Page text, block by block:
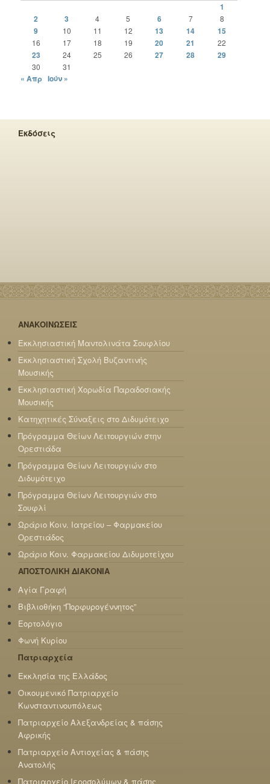
1
2
3 4 5 6 7 8
9 10 11 12 13 14 15
16 17 18 19 20 21 22
23 24 25 26 27 28 29
30 31
« Απρ Ιούν »
Εκδόσεις
ΑΝΑΚΟΙΝΩΣΕΙΣ
Εκκλησιαστική Μαντολινάτα Σουφλίου
Εκκλησιαστική Σχολή Βυζαντινής
Μουσικής
Εκκλησιαστική Χορωδία Παραδοσιακής
Μουσικής
Κατηχητικές Σύναξεις στο Διδυμότειχο
Πρόγραμμα Θείων Λειτουργιών στην
Ορεστιάδα
Πρόγραμμα Θείων Λειτουργιών στο
Διδυμότειχο
Πρόγραμμα Θείων Λειτουργιών στο
Σουφλί
Ωράριο Κοιν. Ιατρείου – Φαρμακείου
Ορεστιάδος
Ωράριο Κοιν. Φαρμακείου Διδυμοτείχου
ΑΠΟΣΤΟΛΙΚΗ ΔΙΑΚΟΝΙΑ
Αγία Γραφή
Βιβλιοθήκη “Πορφυρογέννητος”
Εορτολόγιο
Φωνή Κυρίου
Πατριαρχεία
Εκκλησία της Ελλάδος
Οικουμενικό Πατριαρχείο
Κωνσταντινουπόλεως
Πατριαρχείο Αλεξανδρείας & πάσης
Αφρικής
Πατριαρχείο Αντιοχείας & πάσης
Ανατολής
Πατριαρχείο Ιεροσολύμων & πάσης